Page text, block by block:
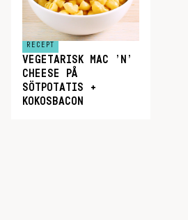
RECEPT
VEGETARISK MAC ’N’
CHEESE PÅ
SÖTPOTATIS +
KOKOSBACON